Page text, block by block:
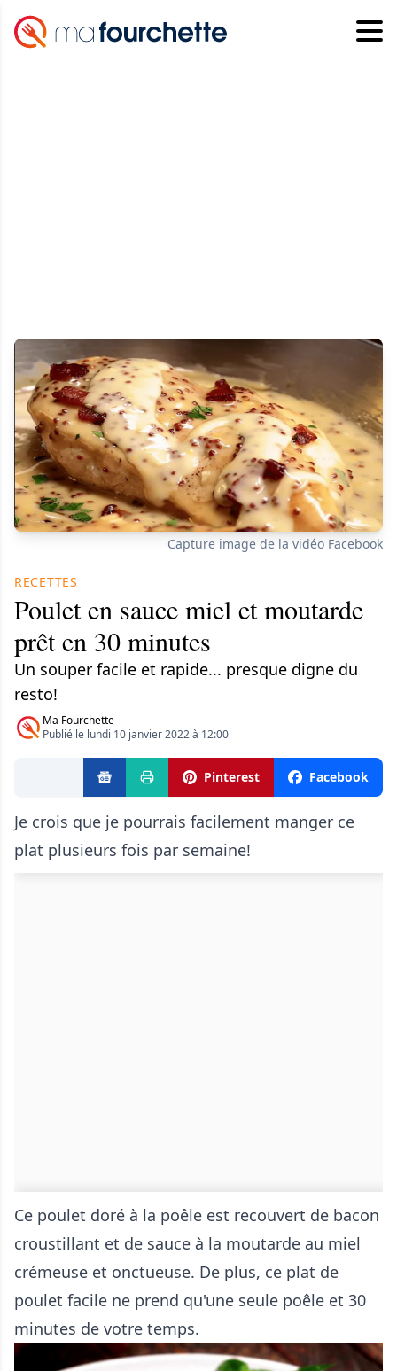
Capture image de la vidéo Facebook
RECETTES
Poulet en sauce miel et moutarde
prêt en 30 minutes
Un souper facile et rapide... presque digne du
resto!
Ma Fourchette
Publié le lundi 10 janvier 2022 à 12:00
Pinterest Facebook
Je crois que je pourrais facilement manger ce
plat plusieurs fois par semaine!
Ce poulet doré à la poêle est recouvert de bacon
croustillant et de sauce à la moutarde au miel
crémeuse et onctueuse. De plus, ce plat de
poulet facile ne prend qu'une seule poêle et 30
minutes de votre temps.